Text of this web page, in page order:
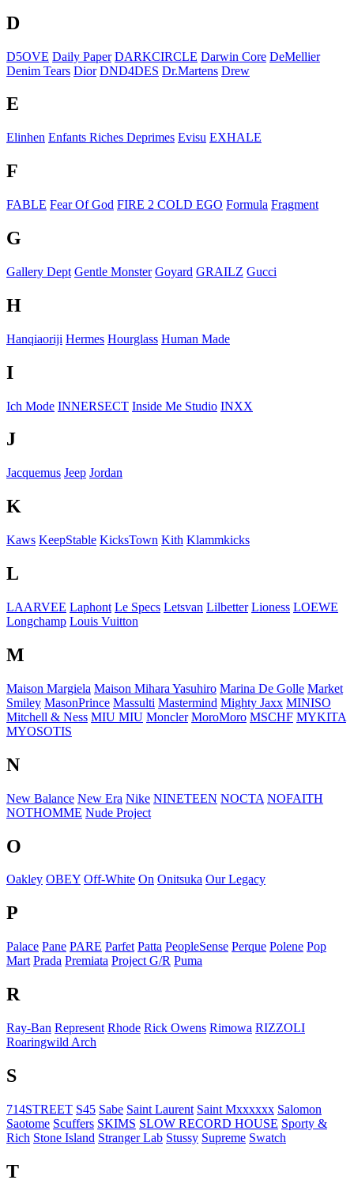
D
D5OVE Daily Paper DARKCIRCLE Darwin Core DeMellier
Denim Tears Dior DND4DES Dr.Martens Drew
E
Elinhen Enfants Riches Deprimes Evisu EXHALE
F
FABLE Fear Of God FIRE 2 COLD EGO Formula Fragment
G
Gallery Dept Gentle Monster Goyard GRAILZ Gucci
H
Hanqiaoriji Hermes Hourglass Human Made
I
Ich Mode INNERSECT Inside Me Studio INXX
J
Jacquemus Jeep Jordan
K
Kaws KeepStable KicksTown Kith Klammkicks
L
LAARVEE Laphont Le Specs Letsvan Lilbetter Lioness LOEWE
Longchamp Louis Vuitton
M
Maison Margiela Maison Mihara Yasuhiro Marina De Golle Market
Smiley MasonPrince Massulti Mastermind Mighty Jaxx MINISO
Mitchell & Ness MIU MIU Moncler MoroMoro MSCHF MYKITA
MYOSOTIS
N
New Balance New Era Nike NINETEEN NOCTA NOFAITH
NOTHOMME Nude Project
O
Oakley OBEY Off-White On Onitsuka Our Legacy
P
Palace Pane PARE Parfet Patta PeopleSense Perque Polene Pop
Mart Prada Premiata Project G/R Puma
R
Ray-Ban Represent Rhode Rick Owens Rimowa RIZZOLI
Roaringwild Arch
S
714STREET S45 Sabe Saint Laurent Saint Mxxxxxx Salomon
Saotome Scuffers SKIMS SLOW RECORD HOUSE Sporty &
Rich Stone Island Stranger Lab Stussy Supreme Swatch
T